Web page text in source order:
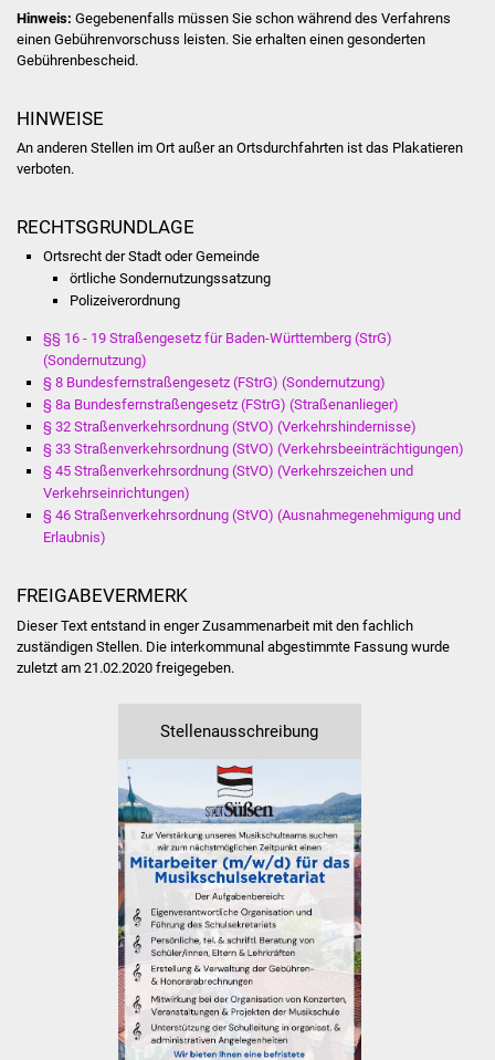
NETZMonitor
Bürgerbus (MOBS)
Abfall und Entsorgung
Kultur & Freizeit
Einrichtungen
Stadtbücherei
Stadtarchiv
Zehntscheuer
Bürgerhaus
Kulturhalle
Vereine und Parteien
Hinweis: Gegebenenfalls müssen Sie schon während des Verfahrens
einen Gebührenvorschuss leisten. Sie erhalten einen gesonderten
Gebührenbescheid.
HINWEISE
An anderen Stellen im Ort außer an Ortsdurchfahrten ist das Plakatieren
verboten.
RECHTSGRUNDLAGE
Ortsrecht der Stadt oder Gemeinde
örtliche Sondernutzungssatzung
Polizeiverordnung
§§ 16 - 19 Straßengesetz für Baden-Württemberg (StrG)
(Sondernutzung)
§ 8 Bundesfernstraßengesetz (FStrG) (Sondernutzung)
§ 8a Bundesfernstraßengesetz (FStrG) (Straßenanlieger)
§ 32 Straßenverkehrsordnung (StVO) (Verkehrshindernisse)
§ 33 Straßenverkehrsordnung (StVO) (Verkehrsbeeinträchtigungen)
§ 45 Straßenverkehrsordnung (StVO) (Verkehrszeichen und
Verkehrseinrichtungen)
§ 46 Straßenverkehrsordnung (StVO) (Ausnahmegenehmigung und
Erlaubnis)
FREIGABEVERMERK
Dieser Text entstand in enger Zusammenarbeit mit den fachlich
zuständigen Stellen. Die interkommunal abgestimmte Fassung wurde
zuletzt am 21.02.2020 freigegeben.
Stellenausschreibung